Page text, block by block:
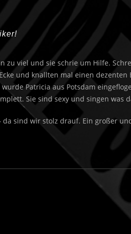
zu viel und sie schrie um Hilfe.
und knallten mal einen
Patricia aus Potsdam
Sie sind sexy und singen was
da sind wir stolz drauf. Ein großer